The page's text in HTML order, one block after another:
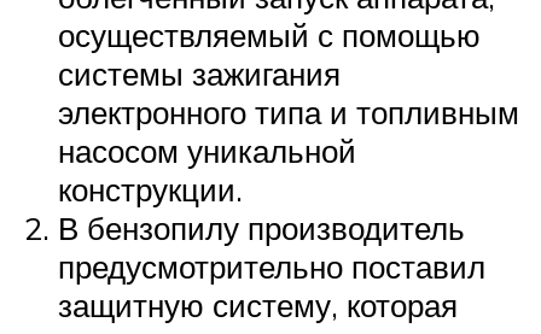
осуществляемый с помощью
системы зажигания
электронного типа и топливным
насосом уникальной
конструкции.
В бензопилу производитель
предусмотрительно поставил
защитную систему, которая